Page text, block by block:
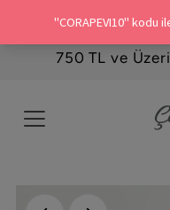
İçeriği Geç750 TL ve Üzeri